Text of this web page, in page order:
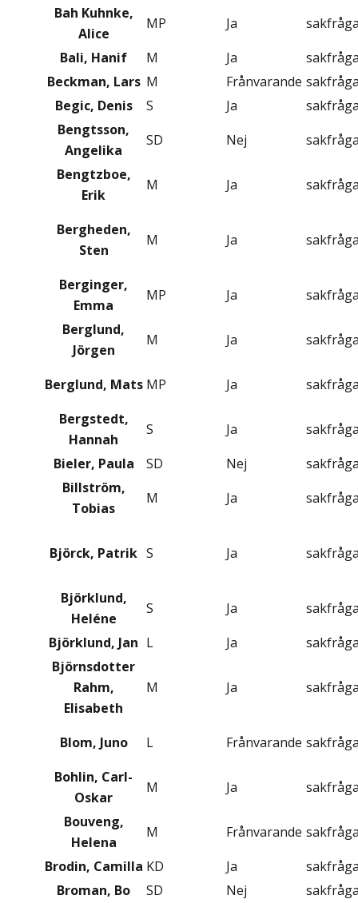
Bah Kuhnke,
Alice
MP Ja
Bali, Hanif
M Ja
Beckman, Lars M Frånvarande
Begic, Denis
S Ja
Bengtsson,
Angelika
SD Nej
Bengtzboe,
Erik
M Ja
Bergheden,
Sten
M Ja
Berginger,
Emma
MP Ja
Berglund,
Jörgen
M Ja
Berglund, Mats MP Ja
Bergstedt,
Hannah
S Ja
Bieler, Paula
SD Nej
Billström,
Tobias
M Ja
Björck, Patrik S Ja
Björklund,
Heléne
S Ja
Björklund, Jan L Ja
Björnsdotter
Rahm,
Elisabeth
M Ja
Blom, Juno L Frånvarande
Bohlin, Carl-
Oskar
M Ja
Bouveng,
Helena
M Frånvarande
Brodin, Camilla KD Ja
Broman, Bo
SD Nej